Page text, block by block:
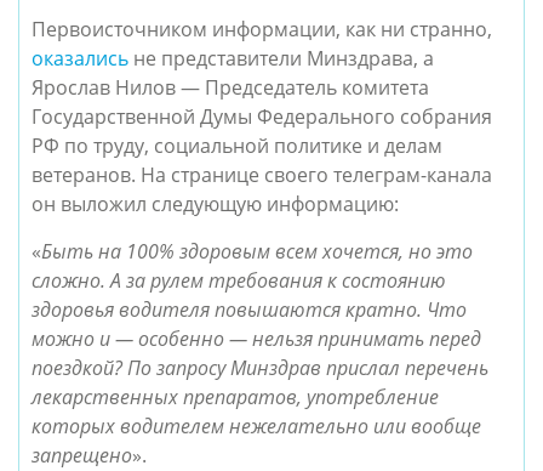
Первоисточником информации, как ни странно,
оказались не представители Минздрава, а
Ярослав Нилов — Председатель комитета
Государственной Думы Федерального собрания
РФ по труду, социальной политике и делам
ветеранов. На странице своего телеграм-канала
он выложил следующую информацию:
«Быть на 100% здоровым всем хочется, но это
сложно. А за рулем требования к состоянию
здоровья водителя повышаются кратно. Что
можно и — особенно — нельзя принимать перед
поездкой? По запросу Минздрав прислал перечень
лекарственных препаратов, употребление
которых водителем нежелательно или вообще
запрещено».